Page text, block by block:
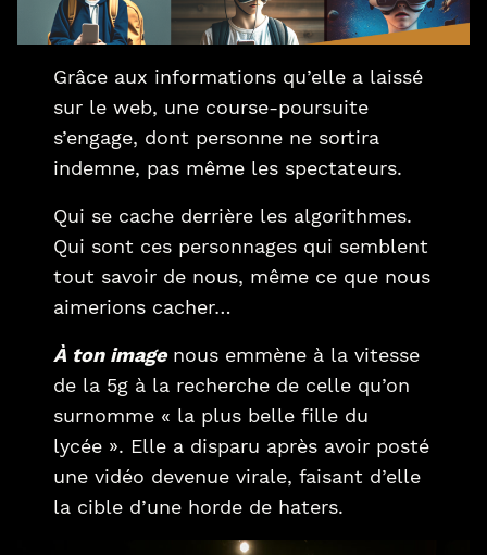
Grâce aux informations qu’elle a laissé
sur le web, une course-poursuite
s’engage, dont personne ne sortira
indemne, pas même les spectateurs.
Qui se cache derrière les algorithmes.
Qui sont ces personnages qui semblent
tout savoir de nous, même ce que nous
aimerions cacher…
À ton imagenous emmène à la vitesse
de la 5g à la recherche de celle qu’on
surnomme « la plus belle fille du
lycée ». Elle a disparu après avoir posté
une vidéo devenue virale, faisant d’elle
la cible d’une horde de haters.